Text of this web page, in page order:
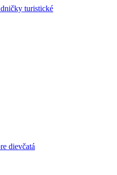
turistické
dievčatá